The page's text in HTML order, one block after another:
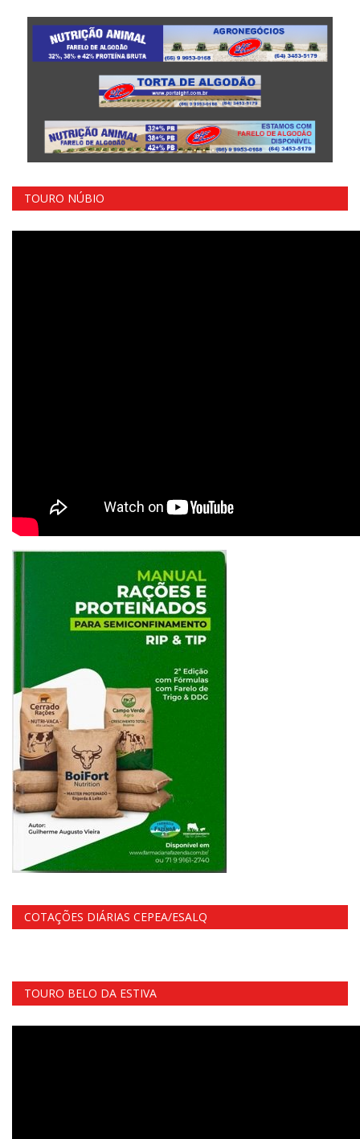
TOURO NÚBIO
COTAÇÕES DIÁRIAS CEPEA/ESALQ
TOURO BELO DA ESTIVA